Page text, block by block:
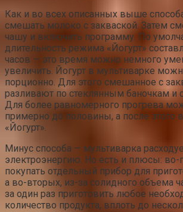
Как и во всех описанных выше
смешать молоко с закваской. Затем
чашу и включить программу. По
длительность режима «Йогурт»
часов — это время можно немного
увеличить. Йогурт в мультиварке
порционно. Для этого смешанное с
разливают по стеклянным баночкам и
Для более равномерного прогрева
примерно до половины, а после этого
«Йогурт».
Минус способа — мультиварка
электроэнергию. Но есть и плюсы: во-
покупать отдельный прибор для
а во-вторых, из-за солидного объема
за один раз приготовить любое
количество продукта, вплоть до